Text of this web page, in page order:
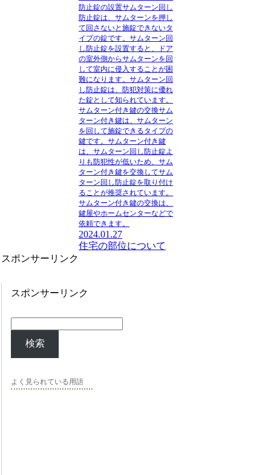
防止錠の設置サムターン回し
防止錠は、サムターンを押し
て回さないと施錠できないタ
イプの錠です。サムターン回
し防止錠を設置すると、ドア
の室外側からサムターンを回
して室内に侵入することが困
難になります。サムターン回
し防止錠は、防犯対策に優れ
た錠として知られています。
サムターン付き鍵の交換サム
ターン付き鍵は、サムターン
を回して施錠できるタイプの
鍵です。サムターン付き鍵
は、サムターン回し防止錠よ
りも防犯性が低いため、サム
ターン付き鍵を交換してサム
ターン回し防止錠を取り付け
ることが推奨されています。
サムターン付き鍵の交換は、
鍵屋やホームセンターなどで
依頼できます。
2024.01.27
住宅の部位について
スポンサーリンク
スポンサーリンク
検索
よく見られている用語